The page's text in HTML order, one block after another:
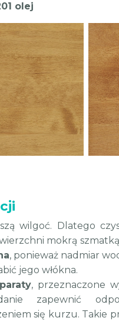
olej
wilgoć. Dlatego
mokrą
, ponieważ nadmiar
jego włókna.
, przeznaczone
zapewnić
się kurzu. Takie